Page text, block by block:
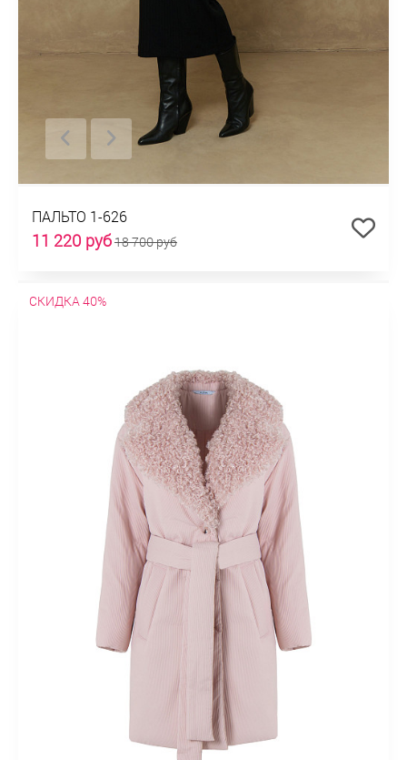
ПАЛЬТО 1-626
11 220 руб18 700 руб
СКИДКА 40%